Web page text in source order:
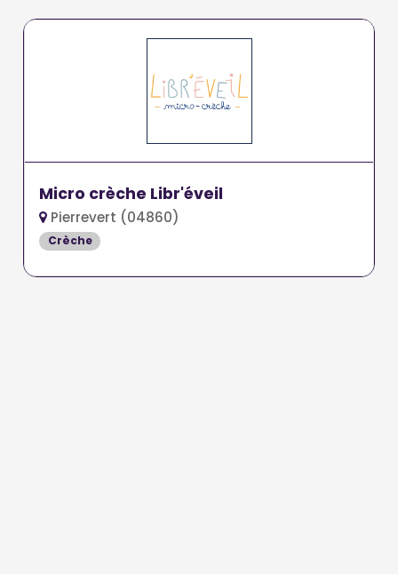
Micro crèche Libr'éveil
Pierrevert (04860)
Crèche